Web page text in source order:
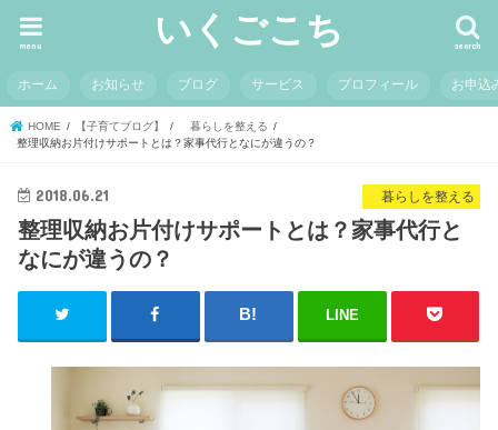
いくごこち search
menu
ホーム お知らせ ブログ サービス プロフィール お申込
HOME 【子育てブログ】
暮らしを整える
整理収納お片付けサポートとは？家事代行となにが違うの？
暮らしを整える
2018.06.21
整理収納お片付けサポートとは？家事代行と
なにが違うの？
LINE